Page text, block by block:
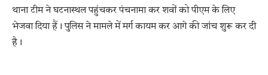
थाना टीम ने घटनास्थल पहुंचकर पंचनामा कर शवों को पीएम के लिए
भेजवा दिया हैं। पुलिस ने मामले में मर्ग कायम कर आगे की जांच शुरू कर दी
है।